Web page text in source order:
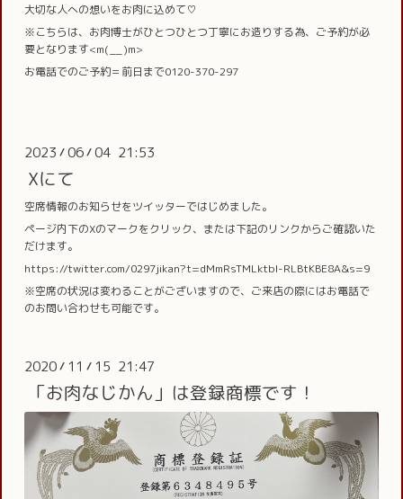
大切な人への想いをお肉に込めて♡
※こちらは、お肉博士がひとつひとつ丁寧にお造りする為、ご予約が必
要となります<m(__)m>
お電話でのご予約＝前日まで0120-370-297
2023 /06/04 21:53
Xにて
空席情報のお知らせをツイッターではじめました。
ページ内下のXのマークをクリック、または下記のリンクからご確認いた
だけます。
https://twitter.com/0297jikan?t=dMmRsTMLktbl-RLBtKBE8A&s=9
※空席の状況は変わることがございますので、ご来店の際にはお電話で
のお問い合わせも可能です。
2020/ 11 / 15 21:47
「お肉なじかん」は登録商標です！